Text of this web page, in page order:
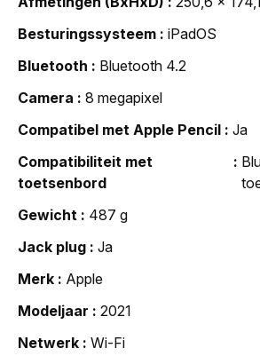
Besturingssysteem
iPadOS
Bluetooth
Bluetooth 4.2
Camera
8 megapixel
Compatibel met Apple Pencil
Ja
Compatibiliteit met
toetsenbord
Gewicht
487 g
Jack plug
Ja
Merk
Apple
Modeljaar
2021
Netwerk
Wi-Fi